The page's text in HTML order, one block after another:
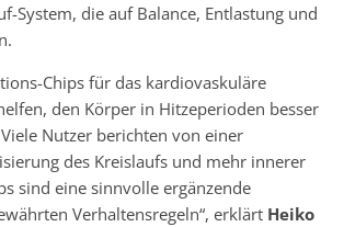
System, die auf Balance, Entlastung und
Chips für das kardiovaskuläre
den Körper in Hitzeperioden besser
Nutzer berichten von einer
des Kreislaufs und mehr innerer
sind eine sinnvolle ergänzende
Verhaltensregeln“, erklärt Heiko